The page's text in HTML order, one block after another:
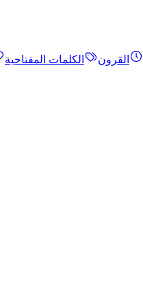
القرون الكلمات المفتاحية